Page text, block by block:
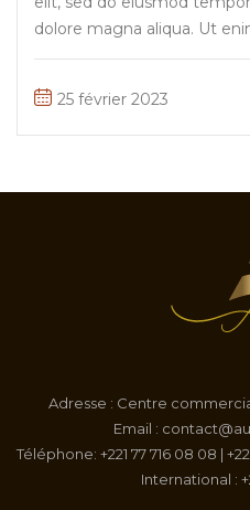
dolore magna aliqua. Ut
nostrud exercitation
dolor sit amet, ...
25 février 2023
Adresse : Centre
Email :
Téléphone: +221 77 716 08 08 |
International :